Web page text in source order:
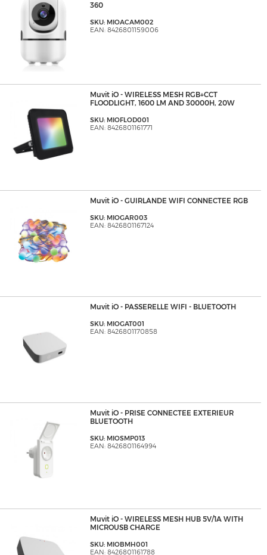
360
SKU: MIOACAM002
EAN: 8426801159006
Muvit iO - WIRELESS MESH RGB+CCT
FLOODLIGHT, 1600 LM AND 30000H, 20W
SKU: MIOFLOD001
EAN: 8426801161771
Muvit iO - GUIRLANDE WIFI CONNECTEE RGB
SKU: MIOGAR003
EAN: 8426801167124
Muvit iO - PASSERELLE WIFI - BLUETOOTH
SKU: MIOGAT001
EAN: 8426801170858
Muvit iO - PRISE CONNECTEE EXTERIEUR
BLUETOOTH
SKU: MIOSMP013
EAN: 8426801164994
Muvit iO - WIRELESS MESH HUB 5V/1A WITH
MICROUSB CHARGE
SKU: MIOBMH001
EAN: 8426801161788